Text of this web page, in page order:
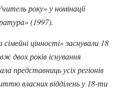
року» у номінації
(1997).
цінності» заснували 18
двох років існування
представниць усіх регіонів
власних відділень у 18-ти